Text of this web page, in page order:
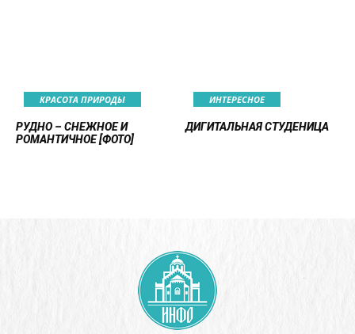
КРАСОТА ПРИРОДЫ
РУДНО – СНЕЖНОЕ И
РОМАНТИЧНОЕ [ФОТО]
ИНТЕРЕСНОЕ
ДИГИТАЛЬНАЯ СТУДЕНИЦА